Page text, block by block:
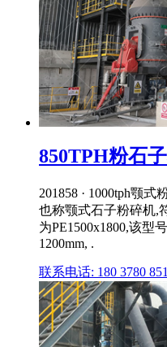
850TPH粉石
201858 · 1000tph颚
也称颚式石子粉碎机,
为PE1500x1800,该型
1200mm, .
联系电话: 180 3780